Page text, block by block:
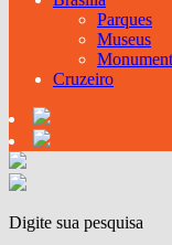
Parques
Museus
Cruzeiro
Digite sua pesquisa